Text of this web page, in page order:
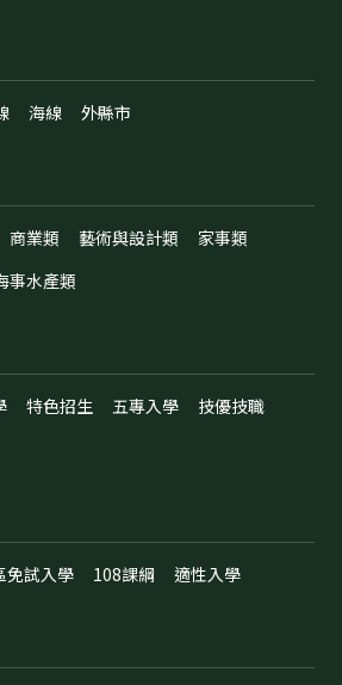
海線 外縣市
商業類 藝術與設計類
家事類
事水產類
特色招生 五專入學
技優技職
免試入學 108課綱 適性入學